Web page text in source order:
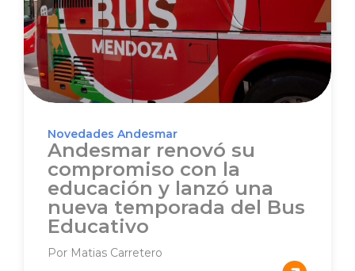
Novedades Andesmar
Andesmar renovó su
compromiso con la
educación y lanzó una
nueva temporada del Bus
Educativo
Por Matias Carretero